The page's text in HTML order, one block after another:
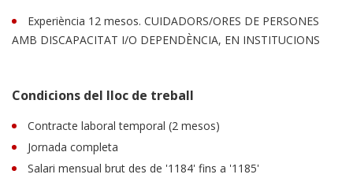
Experiència 12 mesos. CUIDADORS/ORES DE PERSONES
AMB DISCAPACITAT I/O DEPENDÈNCIA, EN INSTITUCIONS
Condicions del lloc de treball
Contracte laboral temporal (2 mesos)
Jornada completa
Salari mensual brut des de '1184' fins a '1185'